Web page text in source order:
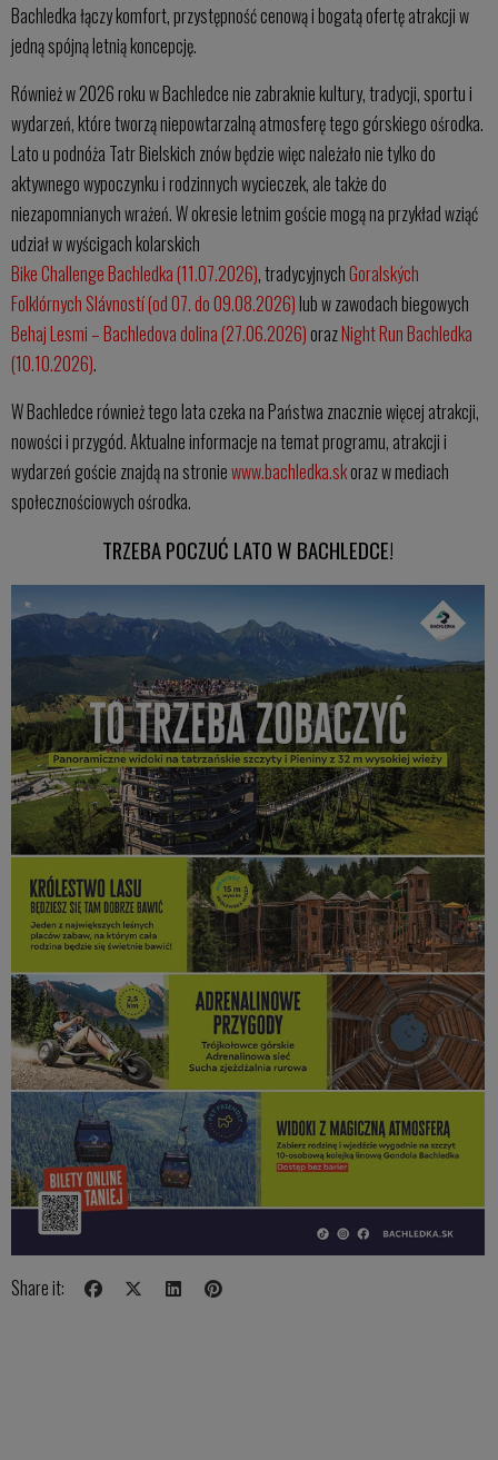
Bachledka łączy komfort, przystępność cenową i bogatą ofertę atrakcji w
jedną spójną letnią koncepcję.
Również w 2026 roku w Bachledce nie zabraknie kultury, tradycji, sportu i
wydarzeń, które tworzą niepowtarzalną atmosferę tego górskiego ośrodka.
Lato u podnóża Tatr Bielskich znów będzie więc należało nie tylko do
aktywnego wypoczynku i rodzinnych wycieczek, ale także do
niezapomnianych wrażeń. W okresie letnim goście mogą na przykład wziąć
udział w wyścigach kolarskich
Bike Challenge Bachledka (11.07.2026), tradycyjnychGoralských
Folklórnych Slávností (od 07. do 09.08.2026)lub w zawodach biegowych
Behaj Lesmi – Bachledova dolina (27.06.2026)orazNight Run Bachledka
(10.10.2026).
W Bachledce również tego lata czeka na Państwa znacznie więcej atrakcji,
nowości i przygód. Aktualne informacje na temat programu, atrakcji i
wydarzeń goście znajdą na stroniewww.bachledka.skoraz w mediach
społecznościowych ośrodka.
TRZEBA POCZUĆ LATO W BACHLEDCE!
Share it: